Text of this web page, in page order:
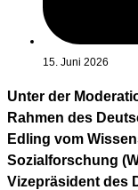
15. Juni 2026
Unter der
Rahmen des
Edling vom
Sozialforschung
Vizepräsident des